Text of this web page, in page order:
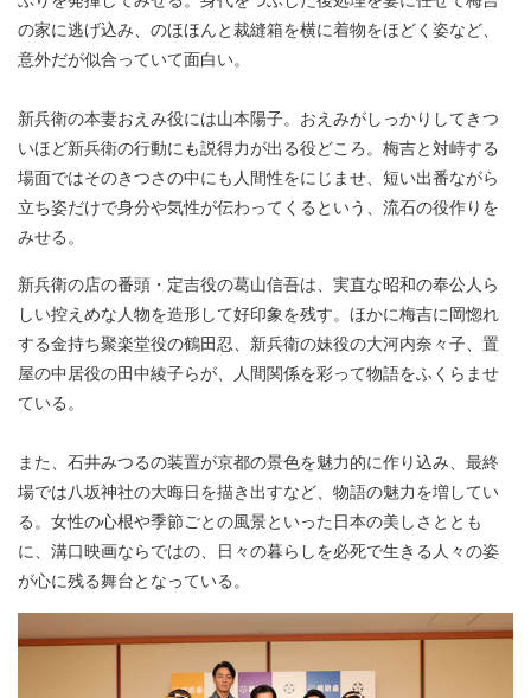
の家に逃げ込み、のほほんと裁縫箱を横に着物をほどく姿など、
意外だが似合っていて面白い。
新兵衛の本妻おえみ役には山本陽子。おえみがしっかりしてきつ
いほど新兵衛の行動にも説得力が出る役どころ。梅吉と対峙する
場面ではそのきつさの中にも人間性をにじませ、短い出番ながら
立ち姿だけで身分や気性が伝わってくるという、流石の役作りを
みせる。
新兵衛の店の番頭・定吉役の葛山信吾は、実直な昭和の奉公人ら
しい控えめな人物を造形して好印象を残す。ほかに梅吉に岡惚れ
する金持ち聚楽堂役の鶴田忍、新兵衛の妹役の大河内奈々子、置
屋の中居役の田中綾子らが、人間関係を彩って物語をふくらませ
ている。
また、石井みつるの装置が京都の景色を魅力的に作り込み、最終
場では八坂神社の大晦日を描き出すなど、物語の魅力を増してい
る。女性の心根や季節ごとの風景といった日本の美しさととも
に、溝口映画ならではの、日々の暮らしを必死で生きる人々の姿
が心に残る舞台となっている。